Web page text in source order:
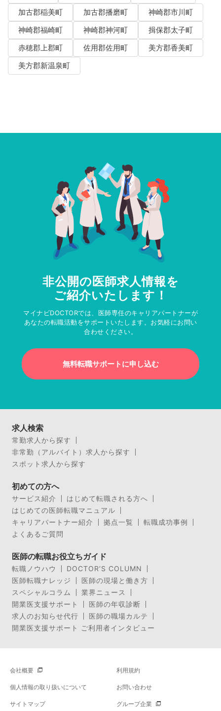
加古郡稲美町
加古郡播磨町
神崎郡市川町
神崎郡福崎町
神崎郡神河町
揖保郡太子町
赤穂郡上郡町
佐用郡佐用町
美方郡香美町
美方郡新温泉町
非公開の医師求人情報を
ご紹介いたします！
マイナビDOCTORでは、医師専任のキャリアパートナーが
あなたの転職活動をサポートいたします。お気軽にお問い
合わせください。
無料転職サポートに申し込む
求人検索
常勤求人から探す
非常勤（アルバイト）求人から探す
スポット求人から探す
初めての方へ
サービス紹介
はじめて転職される方へ
はじめての医師転職マニュアル
キャリアパートナー紹介
拠点一覧
転職成功事例
よくあるご質問
医師の転職お役立ちガイド
転職ノウハウ
DOCTOR’S COLUMN
医師転職ナレッジ
医師の現場と働き方
スペシャルコラム
業界ニュース
開業医支援サポート
医師の年収診断
求人のお知らせ代行
医師の職場カルテ
開業医支援サポート ご利用者インタビュー
会社概要 利用規約
個人情報の取り扱いについて お問い合わせ
サイトマップ グループ企業